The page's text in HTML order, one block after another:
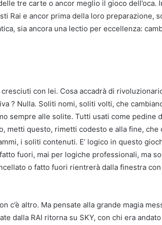
tre carte o ancor meglio il gioco dell’oca.
Rai e ancor prima della loro preparazione,
sia ancora una lectio per eccellenza:
cresciuti con lei. Cosa accadrà di
? Nulla. Soliti nomi, soliti volti, che
sempre alle solite. Tutti usati come pedine
metti questo, rimetti codesto e alla fine, che
i soliti contenuti. E’ logico in questo
fuori, mai per logiche professionali, ma
o fatto fuori rientrerà dalla finestra
c’è altro. Ma pensate alla grande magia
dalla RAI ritorna su SKY, con chi era